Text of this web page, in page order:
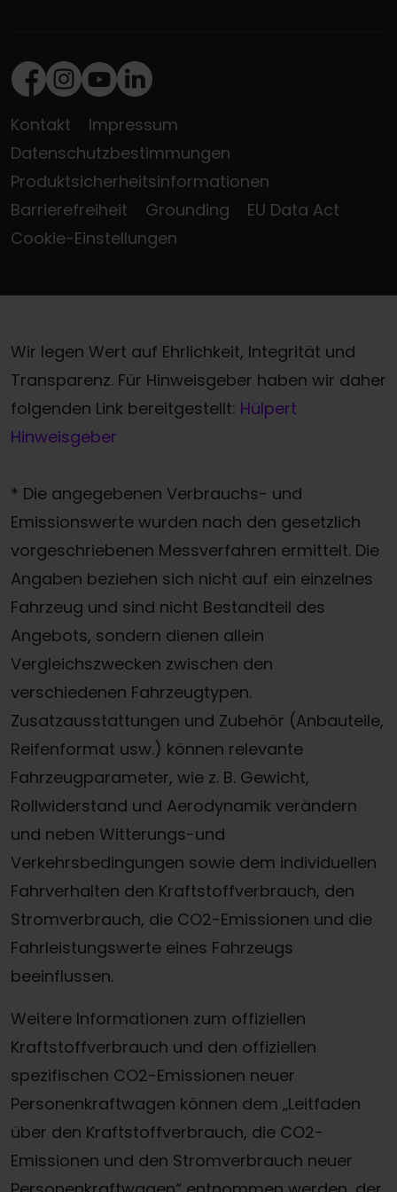
Facebook
Instagram
Youtube
LinkedIn
Kontakt
Impressum
Datenschutzbestimmungen
Produktsicherheitsinformationen
Barrierefreiheit
Grounding
EU Data Act
Cookie-Einstellungen
Wir legen Wert auf Ehrlichkeit, Integrität und
Transparenz. Für Hinweisgeber haben wir daher
folgenden Link bereitgestellt: Hülpert
Hinweisgeber
* Die angegebenen Verbrauchs- und
Emissionswerte wurden nach den gesetzlich
vorgeschriebenen Messverfahren ermittelt. Die
Angaben beziehen sich nicht auf ein einzelnes
Fahrzeug und sind nicht Bestandteil des
Angebots, sondern dienen allein
Vergleichszwecken zwischen den
verschiedenen Fahrzeugtypen.
Zusatzausstattungen und Zubehör (Anbauteile,
Reifenformat usw.) können relevante
Fahrzeugparameter, wie z. B. Gewicht,
Rollwiderstand und Aerodynamik verändern
und neben Witterungs-und
Verkehrsbedingungen sowie dem individuellen
Fahrverhalten den Kraftstoffverbrauch, den
Stromverbrauch, die CO2-Emissionen und die
Fahrleistungswerte eines Fahrzeugs
beeinflussen.
Weitere Informationen zum offiziellen
Kraftstoffverbrauch und den offiziellen
spezifischen CO2-Emissionen neuer
Personenkraftwagen können dem „Leitfaden
über den Kraftstoffverbrauch, die CO2-
Emissionen und den Stromverbrauch neuer